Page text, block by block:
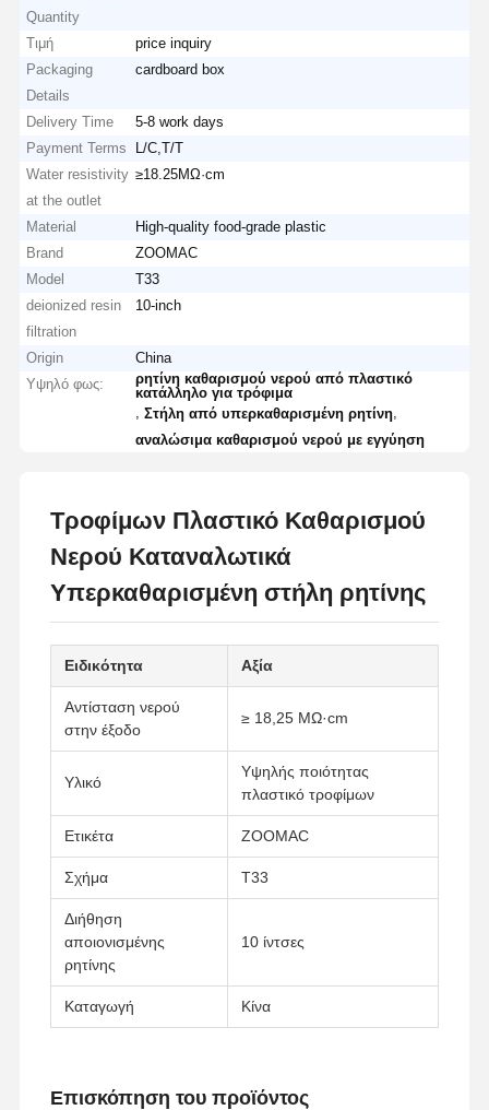
Quantity
Τιμή
price inquiry
Packaging
Details
cardboard box
Delivery Time
5-8 work days
Payment Terms
L/C,T/T
Water resistivity
at the outlet
≥18.25MΩ·cm
Material
High-quality food-grade plastic
Brand
ZOOMAC
Model
T33
deionized resin
filtration
10-inch
Origin
China
Υψηλό φως:
ρητίνη καθαρισμού νερού από πλαστικό
κατάλληλο για τρόφιμα
,Στήλη από υπερκαθαρισμένη ρητίνη
αναλώσιμα καθαρισμού νερού με εγγύηση
Τροφίμων Πλαστικό Καθαρισμού
Νερού Καταναλωτικά
Υπερκαθαρισμένη στήλη ρητίνης
Ειδικότητα Αξία
Αντίσταση νερού
στην έξοδο
≥ 18,25 MΩ·cm
Υλικό
Υψηλής ποιότητας
πλαστικό τροφίμων
Ετικέτα ZOOMAC
Σχήμα Τ33
Διήθηση
αποιονισμένης
ρητίνης
10 ίντσες
Καταγωγή Κίνα
Επισκόπηση του προϊόντος